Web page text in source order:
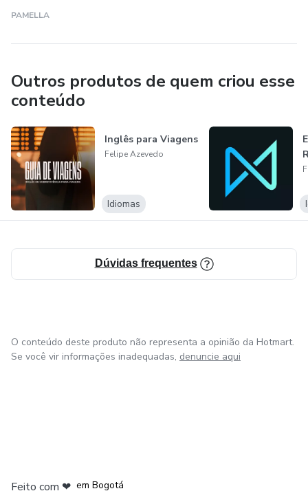
PAMELLA
Outros produtos de quem criou esse
conteúdo
Inglês para Viagens
Felipe Azevedo
Idiomas
Dúvidas frequentes
O conteúdo deste produto não representa a opinião da Hotmart.
Se você vir informações inadequadas, denuncie aqui
Feito com ❤ em Bogotá